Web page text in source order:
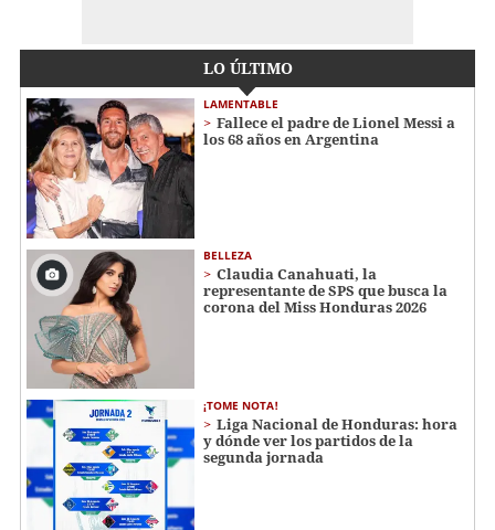
LO ÚLTIMO
LAMENTABLE
Fallece el padre de Lionel Messi a
los 68 años en Argentina
BELLEZA
Claudia Canahuati, la
representante de SPS que busca la
corona del Miss Honduras 2026
¡TOME NOTA!
Liga Nacional de Honduras: hora
y dónde ver los partidos de la
segunda jornada